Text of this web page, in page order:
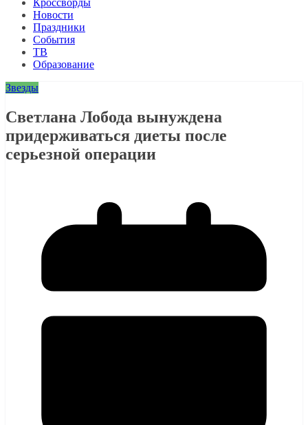
Кроссворды
Новости
Праздники
События
ТВ
Образование
Звезды
Светлана Лобода вынуждена
придерживаться диеты после
серьезной операции